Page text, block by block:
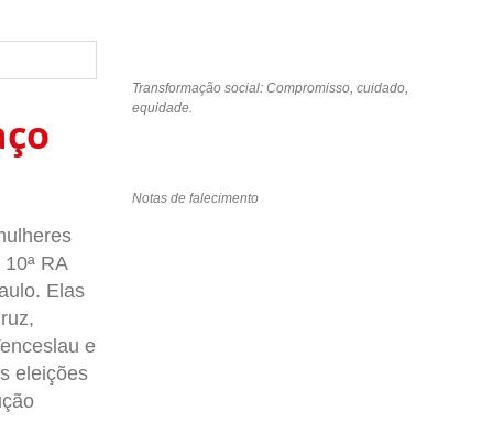
RA
Elas
e
eleições
Transformação social: Compromisso, cuidado,
equidade.
Notas de falecimento